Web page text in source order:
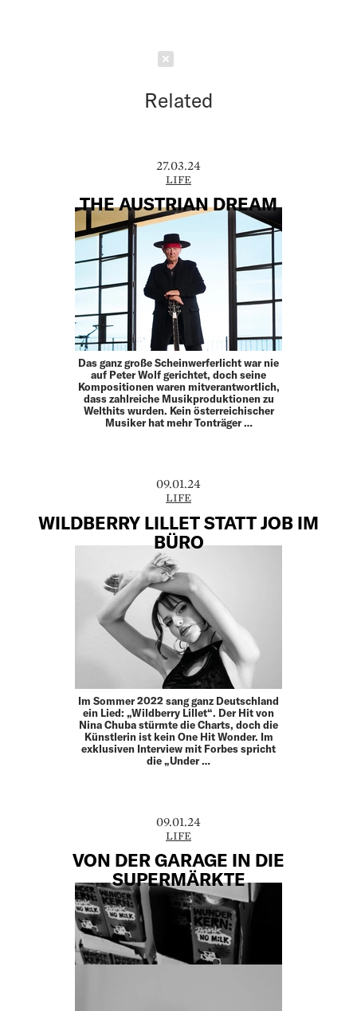
Related
27.03.24
LIFE
THE AUSTRIAN DREAM
Das ganz große Scheinwerferlicht war nie
auf Peter Wolf gerichtet, doch seine
Kompositionen waren mitverantwortlich,
dass zahlreiche Musikproduktionen zu
Welthits wurden. Kein österreichischer
Musiker hat mehr Tonträger …
09.01.24
LIFE
WILDBERRY LILLET STATT JOB IM
BÜRO
Im Sommer 2022 sang ganz Deutschland
ein Lied: „Wildberry Lillet“. Der Hit von
Nina Chuba stürmte die Charts, doch die
Künstlerin ist kein One Hit Wonder. Im
exklusiven Interview mit Forbes spricht
die „Under …
09.01.24
LIFE
VON DER GARAGE IN DIE
SUPERMÄRKTE